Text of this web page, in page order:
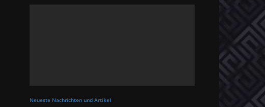
Neueste Nachrichten und Artikel